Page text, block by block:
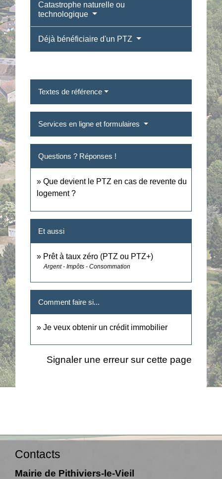
Catastrophe naturelle ou
technologique
Déjà bénéficiaire d'un PTZ
Textes de référence
Services en ligne et formulaires
Questions ? Réponses !
Que devient le PTZ en cas de revente du
logement ?
Et aussi
Prêt à taux zéro (PTZ ou PTZ+)
Argent - Impôts - Consommation
Comment faire si...
Je veux obtenir un crédit immobilier
Signaler une erreur sur cette page
Contacts
Mairie de Pithiviers-le-Vieil